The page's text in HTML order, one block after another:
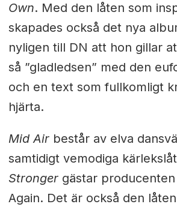
Own. Med den låten som
skapades också det nya
nyligen till DN att hon gillar
så ”gladledsen” med den
och en text som fullkomligt
hjärta.
Mid Air består av elva
samtidigt vemodiga
Stronger gästar
Again. Det är också den